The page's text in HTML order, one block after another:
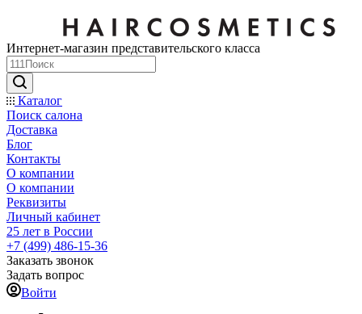
Интернет-магазин представительского класса
Каталог
Поиск салона
Доставка
Блог
Контакты
О компании
О компании
Реквизиты
Личный кабинет
25 лет в России
+7 (499) 486-15-36
Заказать звонок
Задать вопрос
Войти